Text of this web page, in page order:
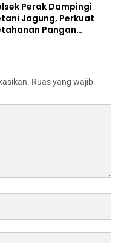
Perak Dampingi
Jagung, Perkuat
Pangan
Ruas yang wajib